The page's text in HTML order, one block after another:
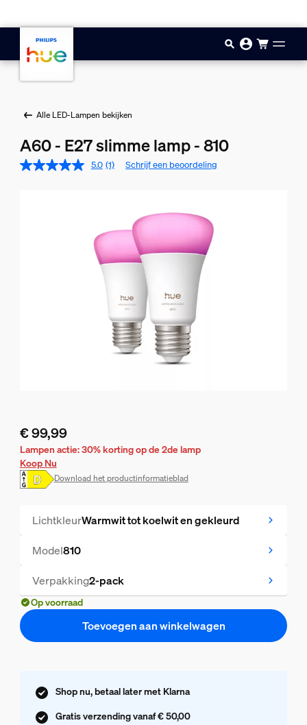
Alle LED-Lampen bekijken
A60 - E27 slimme lamp - 810
5.0 (1) Schrijf een beoordeling
De huidige prijs is € 99,99
€ 99,99
Lampen actie: 30% korting op de 2de lamp
Koop Nu
Download het productinformatieblad
LichtkleurWarmwit tot koelwit en gekleurd
Model810
Verpakking2-pack
Op voorraad
Toevoegen aan winkelwagen
Shop nu, betaal later met Klarna
Gratis verzending vanaf € 50,00